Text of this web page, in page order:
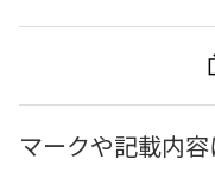
マークや記載内